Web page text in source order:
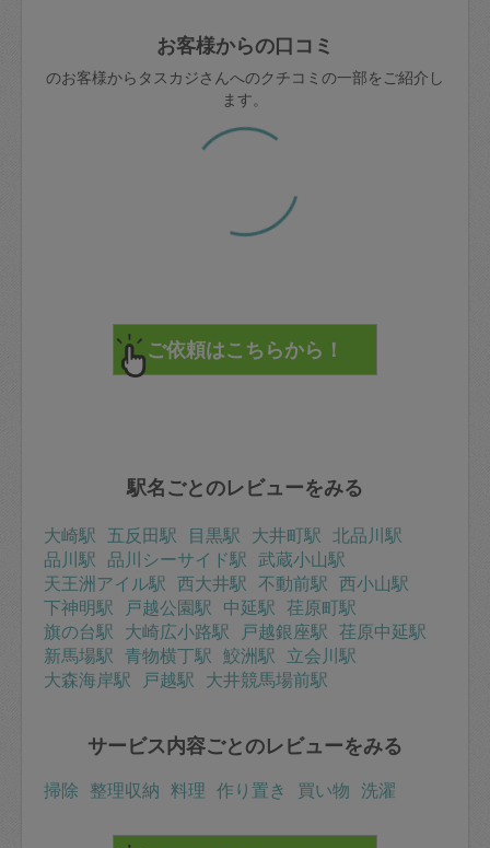
お客様からの口コミ
のお客様からタスカジさんへのクチコミの一部をご紹介し
ます。
駅名ごとのレビューをみる
大崎駅 五反田駅 目黒駅 大井町駅 北品川駅
品川駅 品川シーサイド駅 武蔵小山駅
天王洲アイル駅 西大井駅 不動前駅 西小山駅
下神明駅
戸越公園駅 中延駅 荏原町駅
旗の台駅 大崎広小路駅 戸越銀座駅 荏原中延駅
新馬場駅 青物横丁駅 鮫洲駅 立会川駅
大森海岸駅
戸越駅 大井競馬場前駅
サービス内容ごとのレビューをみる
掃除 整理収納 料理 作り置き 買い物 洗濯